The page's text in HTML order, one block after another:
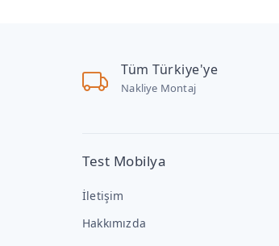
Tüm Türkiye'ye
Nakliye Montaj
Test Mobilya
İletişim
Hakkımızda